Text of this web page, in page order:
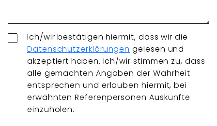
Ich/wir bestätigen hiermit, dass wir die
Datenschutzerklärungen gelesen und
akzeptiert haben. Ich/wir stimmen zu, dass
alle gemachten Angaben der Wahrheit
entsprechen und erlauben hiermit, bei
erwähnten Referenpersonen Auskünfte
einzuholen.